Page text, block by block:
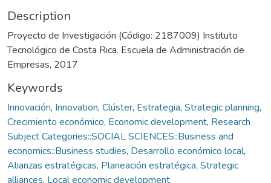
Description
Proyecto de Investigación (Código: 2187009) Instituto
Tecnológico de Costa Rica. Escuela de Administración de
Empresas, 2017
Keywords
Innovación, Innovation, Clúster, Estrategia, Strategic planning,
Crecimiento económico, Economic development, Research
Subject Categories::SOCIAL SCIENCES::Business and
economics::Business studies, Desarrollo económico local,
Alianzas estratégicas, Planeación estratégica, Strategic
alliances, Local economic development